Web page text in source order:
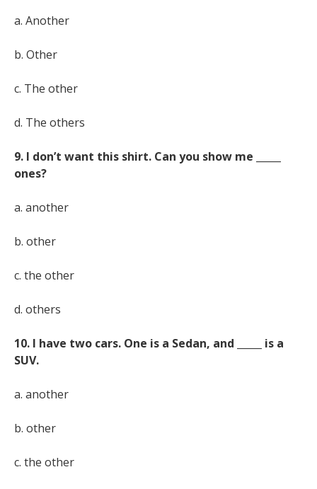
a. Another
b. Other
c. The other
d. The others
9. I don’t want this shirt. Can you show me _____
ones?
a. another
b. other
c. the other
d. others
10. I have two cars. One is a Sedan, and _____ is a
SUV.
a. another
b. other
c. the other